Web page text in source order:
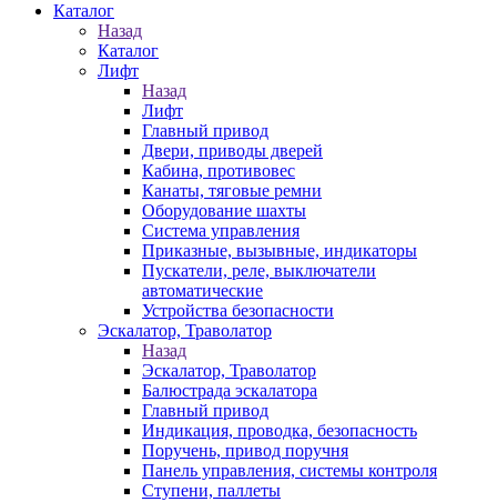
Каталог
Назад
Каталог
Лифт
Назад
Лифт
Главный привод
Двери, приводы дверей
Кабина, противовес
Канаты, тяговые ремни
Оборудование шахты
Система управления
Приказные, вызывные, индикаторы
Пускатели, реле, выключатели
автоматические
Устройства безопасности
Эскалатор, Траволатор
Назад
Эскалатор, Траволатор
Балюстрада эскалатора
Главный привод
Индикация, проводка, безопасность
Поручень, привод поручня
Панель управления, системы контроля
Ступени, паллеты